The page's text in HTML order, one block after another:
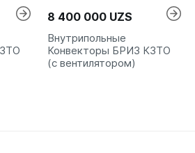
8 400 000 UZS
Внутрипольные
Конвекторы БРИЗ КЗТО
(с вентилятором)